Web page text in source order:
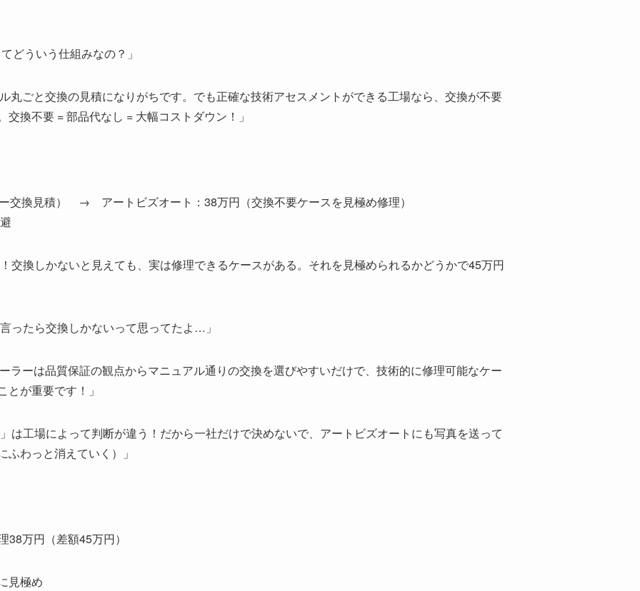
どういう仕組みなの？」
丸ごと交換の見積になりがちです。でも正確な技術アセスメントができる工場なら、交換が不要
換不要 = 部品代なし = 大幅コストダウン！」
交換見積） → アートビズオート：38万円（交換不要ケースを見極め修理）
交換しかないと見えても、実は修理できるケースがある。それを見極められるかどうかで45万円
ったら交換しかないって思ってたよ…」
ラーは品質保証の観点からマニュアル通りの交換を選びやすいだけで、技術的に修理可能なケー
が重要です！」
は工場によって判断が違う！だから一社だけで決めないで、アートビズオートにも写真を送って
わっと消えていく）」
万円（差額45万円）
見極め